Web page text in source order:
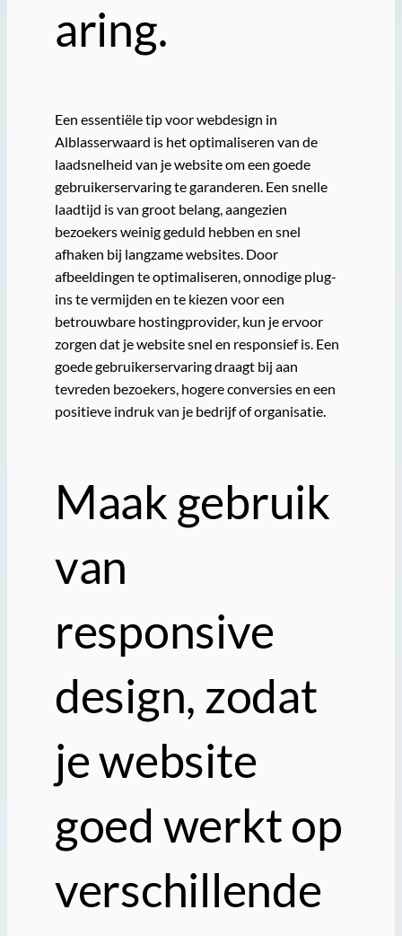
aring.
Een essentiële tip voor webdesign in
Alblasserwaard is het optimaliseren van de
laadsnelheid van je website om een goede
gebruikerservaring te garanderen. Een snelle
laadtijd is van groot belang, aangezien
bezoekers weinig geduld hebben en snel
afhaken bij langzame websites. Door
afbeeldingen te optimaliseren, onnodige plug-
ins te vermijden en te kiezen voor een
betrouwbare hostingprovider, kun je ervoor
zorgen dat je website snel en responsief is. Een
goede gebruikerservaring draagt bij aan
tevreden bezoekers, hogere conversies en een
positieve indruk van je bedrijf of organisatie.
Maak gebruik
van
responsive
design, zodat
je website
goed werkt op
verschillende